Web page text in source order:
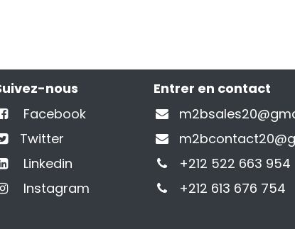
nous
Facebook
Twitter
Linkedin
Instagram
Entrer en contact
+212 522 663 954
+212 613 676 754